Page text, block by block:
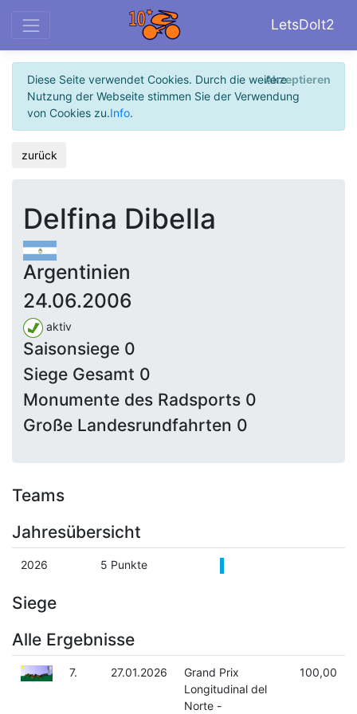
LetsDoIt2
Diese Seite verwendet Cookies. Durch die weitere
Nutzung der Webseite stimmen Sie der Verwendung
von Cookies zu.Info.
Akzeptieren
zurück
Delfina Dibella
Argentinien
24.06.2006
aktiv
Saisonsiege 0
Siege Gesamt 0
Monumente des Radsports 0
Große Landesrundfahrten 0
Teams
Jahresübersicht
2026 5 Punkte
Siege
Alle Ergebnisse
7. 27.01.2026
Grand Prix
Longitudinal del
Norte -
100,00